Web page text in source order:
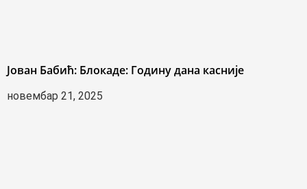
Јован Бабић: Блокаде: Годину дана касније
новембар 21, 2025